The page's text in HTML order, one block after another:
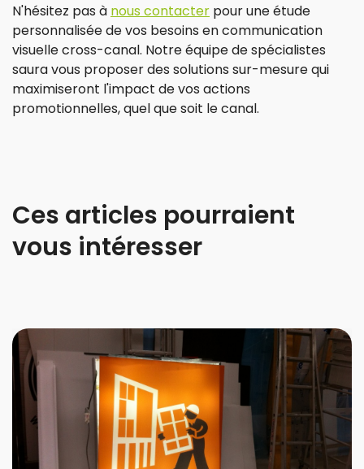
N'hésitez pas à nous contacter pour une étude
personnalisée de vos besoins en communication
visuelle cross-canal. Notre équipe de spécialistes
saura vous proposer des solutions sur-mesure qui
maximiseront l'impact de vos actions
promotionnelles, quel que soit le canal.
Ces articles pourraient
vous intéresser